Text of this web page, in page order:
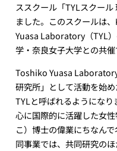
ススクール「TYLスクー
ました。このスクールは
Yuasa Laboratory（TYL
学・奈良女子大学との共催
Toshiko Yuasa
研究所」として活動を始
TYLと呼ばれるようにな
心に国際的に活躍した女
こ）博士の偉業にちなん
同事業では、共同研究の